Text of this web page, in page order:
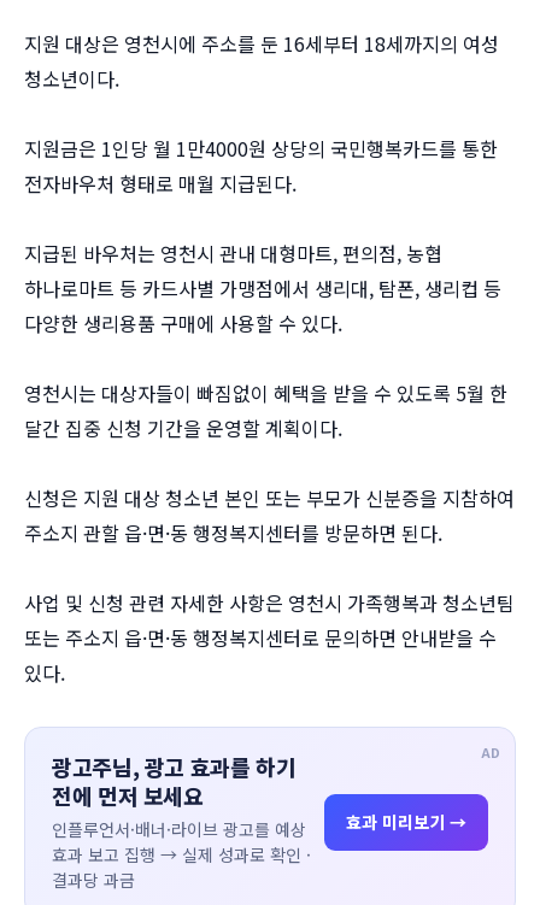
지원 대상은 영천시에 주소를 둔 16세부터 18세까지의 여성
청소년이다.
지원금은 1인당 월 1만4000원 상당의 국민행복카드를 통한
전자바우처 형태로 매월 지급된다.
지급된 바우처는 영천시 관내 대형마트, 편의점, 농협
하나로마트 등 카드사별 가맹점에서 생리대, 탐폰, 생리컵 등
다양한 생리용품 구매에 사용할 수 있다.
영천시는 대상자들이 빠짐없이 혜택을 받을 수 있도록 5월 한
달간 집중 신청 기간을 운영할 계획이다.
신청은 지원 대상 청소년 본인 또는 부모가 신분증을 지참하여
주소지 관할 읍·면·동 행정복지센터를 방문하면 된다.
사업 및 신청 관련 자세한 사항은 영천시 가족행복과 청소년팀
또는 주소지 읍·면·동 행정복지센터로 문의하면 안내받을 수
있다.
AD
광고주님, 광고 효과를 하기
전에 먼저 보세요
인플루언서·배너·라이브 광고를 예상
효과 보고 집행 → 실제 성과로 확인 ·
결과당 과금
효과 미리보기 →